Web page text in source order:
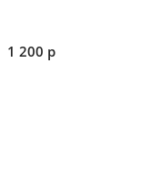
1 200 р